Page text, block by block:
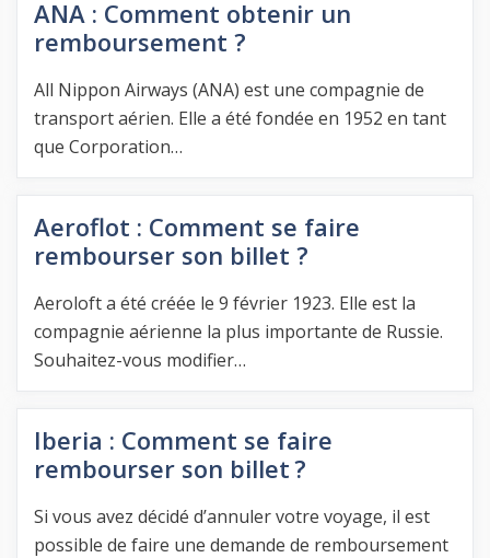
ANA : Comment obtenir un
remboursement ?
All Nippon Airways (ANA) est une compagnie de
transport aérien. Elle a été fondée en 1952 en tant
que Corporation…
Aeroflot : Comment se faire
rembourser son billet ?
Aeroloft a été créée le 9 février 1923. Elle est la
compagnie aérienne la plus importante de Russie.
Souhaitez-vous modifier…
Iberia : Comment se faire
rembourser son billet ?
Si vous avez décidé d’annuler votre voyage, il est
possible de faire une demande de remboursement